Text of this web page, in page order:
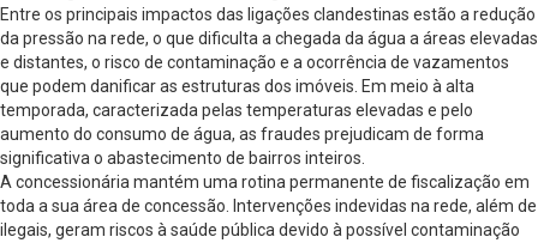
Entre os principais impactos das ligações clandestinas estão a redução
da pressão na rede, o que dificulta a chegada da água a áreas elevadas
e distantes, o risco de contaminação e a ocorrência de vazamentos
que podem danificar as estruturas dos imóveis. Em meio à alta
temporada, caracterizada pelas temperaturas elevadas e pelo
aumento do consumo de água, as fraudes prejudicam de forma
significativa o abastecimento de bairros inteiros.
A concessionária mantém uma rotina permanente de fiscalização em
toda a sua área de concessão. Intervenções indevidas na rede, além de
ilegais, geram riscos à saúde pública devido à possível contaminação